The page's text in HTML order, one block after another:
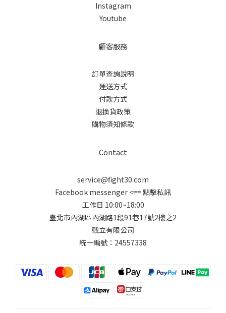
Instagram
Youtube
顧客服務
訂單查詢說明
運送方式
付款方式
退換貨政策
購物須知條款
Contact
service@fight30.com
Facebook messenger <== 點擊私訊
工作日 10:00~18:00
臺北市內湖區內湖路1段91巷17號2樓之2
戰立有限公司
統一編號：24557338